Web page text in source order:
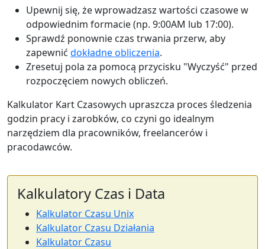
Upewnij się, że wprowadzasz wartości czasowe w
odpowiednim formacie (np. 9:00AM lub 17:00).
Sprawdź ponownie czas trwania przerw, aby
zapewnić dokładne obliczenia.
Zresetuj pola za pomocą przycisku "Wyczyść" przed
rozpoczęciem nowych obliczeń.
Kalkulator Kart Czasowych upraszcza proces śledzenia
godzin pracy i zarobków, co czyni go idealnym
narzędziem dla pracowników, freelancerów i
pracodawców.
Kalkulatory Czas i Data
Kalkulator Czasu Unix
Kalkulator Czasu Działania
Kalkulator Czasu